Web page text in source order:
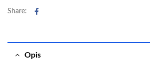
Share: Facebook
Opis